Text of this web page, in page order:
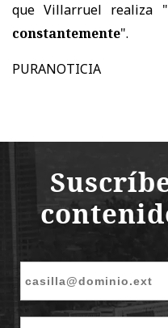
que Villarruel realiza "
constantemente".
PURANOTICIA